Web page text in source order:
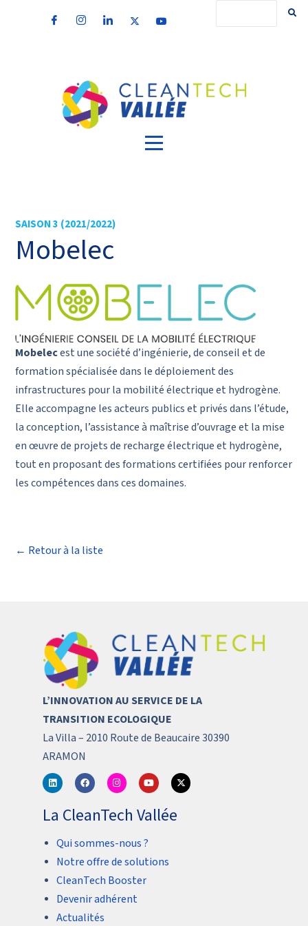
SAISON 3 (2021/2022)
Mobelec
Mobelecest une société d’ingénierie, de conseil et de
formation spécialisée dans le déploiement des
infrastructures pour la mobilité électrique et hydrogène.
Elle accompagne les acteurs publics et privés dans l’étude,
la conception, l’assistance à maîtrise d’ouvrage et la mise
en œuvre de projets de recharge électrique et hydrogène,
tout en proposant des formations certifiées pour renforcer
les compétences dans ces domaines.
← Retour à la liste
L’INNOVATION AU SERVICE DE LA
TRANSITION ECOLOGIQUE
La Villa – 2010 Route de Beaucaire 30390
ARAMON
La CleanTech Vallée
Qui sommes-nous ?
Notre offre de solutions
CleanTech Booster
Devenir adhérent
Actualités